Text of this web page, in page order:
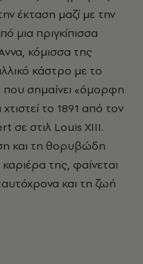
έκταση μαζί με την
μια πριγκίπισσα
κόμισσα της
κάστρο με το
σημαίνει «όμορφη
χτιστεί το 1891 από τον
σε στιλ Louis XIII.
και τη θορυβώδη
της, φαίνεται
και τη ζωή